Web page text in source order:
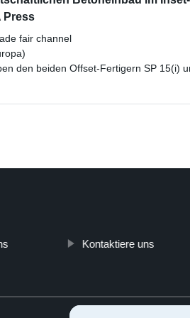
Press
fair channel
den beiden Offset-Fertigern SP 15(i)
Kontaktiere uns